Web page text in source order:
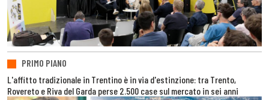
PRIMO PIANO
L'affitto tradizionale in Trentino è in via d'estinzione: tra Trento,
Rovereto e Riva del Garda perse 2.500 case sul mercato in sei anni